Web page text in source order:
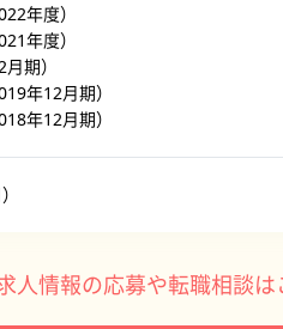
年度）
年度）
期）
年12月期）
年12月期）
人情報の応募や転職相談は